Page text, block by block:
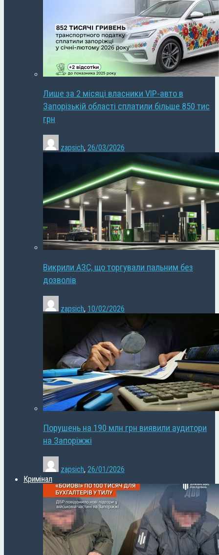
Лише за 2 місяці власники VIP-авто в
Запорізькій області сплатили більше 850 тис
грн
zapsich, 26/03/2026
Викрили АЗС, що торгували пальним без
дозволів
zapsich, 10/02/2026
Порушень на 190 млн грн виявили аудитори
на Запоріжжі
zapsich, 26/01/2026
Кримінал